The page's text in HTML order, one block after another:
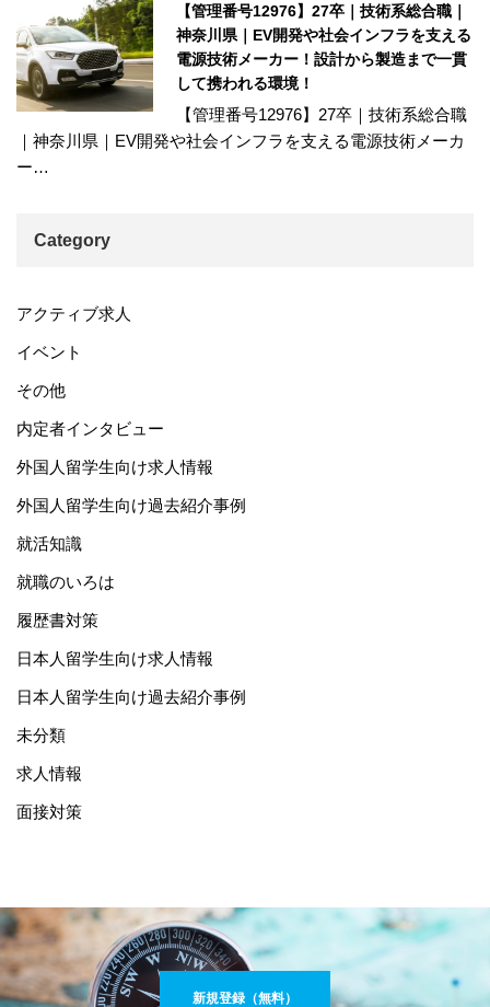
【管理番号12976】27卒｜技術系総合職｜
神奈川県｜EV開発や社会インフラを支える
電源技術メーカー！設計から製造まで一貫
して携われる環境！
【管理番号12976】27卒｜技術系総合職
｜神奈川県｜EV開発や社会インフラを支える電源技術メーカ
ー…
Category
アクティブ求人
イベント
その他
内定者インタビュー
外国人留学生向け求人情報
外国人留学生向け過去紹介事例
就活知識
就職のいろは
履歴書対策
日本人留学生向け求人情報
日本人留学生向け過去紹介事例
未分類
求人情報
面接対策
新規登録（無料）